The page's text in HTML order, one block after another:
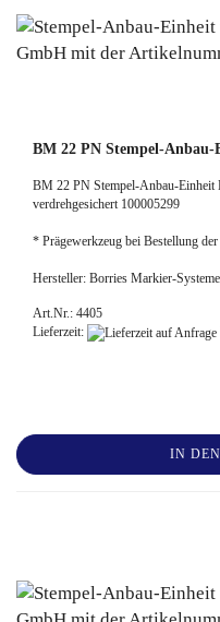
BM 22 PN Stempel-Anbau-
BM 22 PN Stempel-Anbau-Einheit
verdrehgesichert 100005299
* Prägewerkzeug bei Bestellung
Hersteller: Borries Markier-
Art.Nr.: 4405
Lieferzeit:
IN